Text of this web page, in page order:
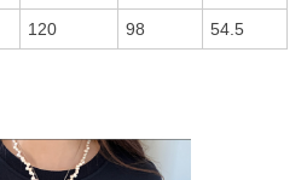
120 98 54.5